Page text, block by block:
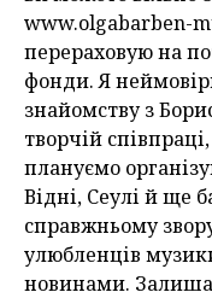
www.olgabarben-
перераховую на
фонди. Я
знайомству з
творчій
плануємо
Відні, Сеулі й ще
справжньому
улюбленців
новинами.